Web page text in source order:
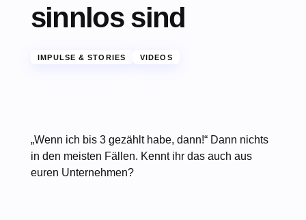
sinnlos sind
IMPULSE & STORIES VIDEOS
„Wenn ich bis 3 gezählt habe, dann!“ Dann nichts
in den meisten Fällen. Kennt ihr das auch aus
euren Unternehmen?